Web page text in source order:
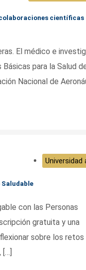
científicas
El médico e
para la Salud
Nacional de
Universidad
con las Personas
gratuita y una
sobre los retos
[…]